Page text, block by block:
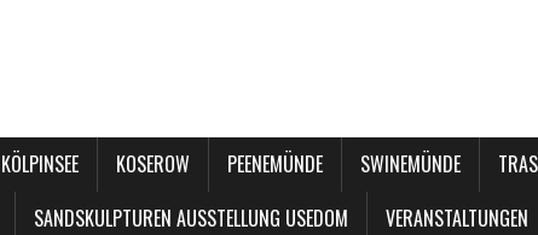
KÖLPINSEE KOSEROW PEENEMÜNDE SWINEMÜNDE
SANDSKULPTUREN AUSSTELLUNG USEDOM VERANSTALTUNGEN